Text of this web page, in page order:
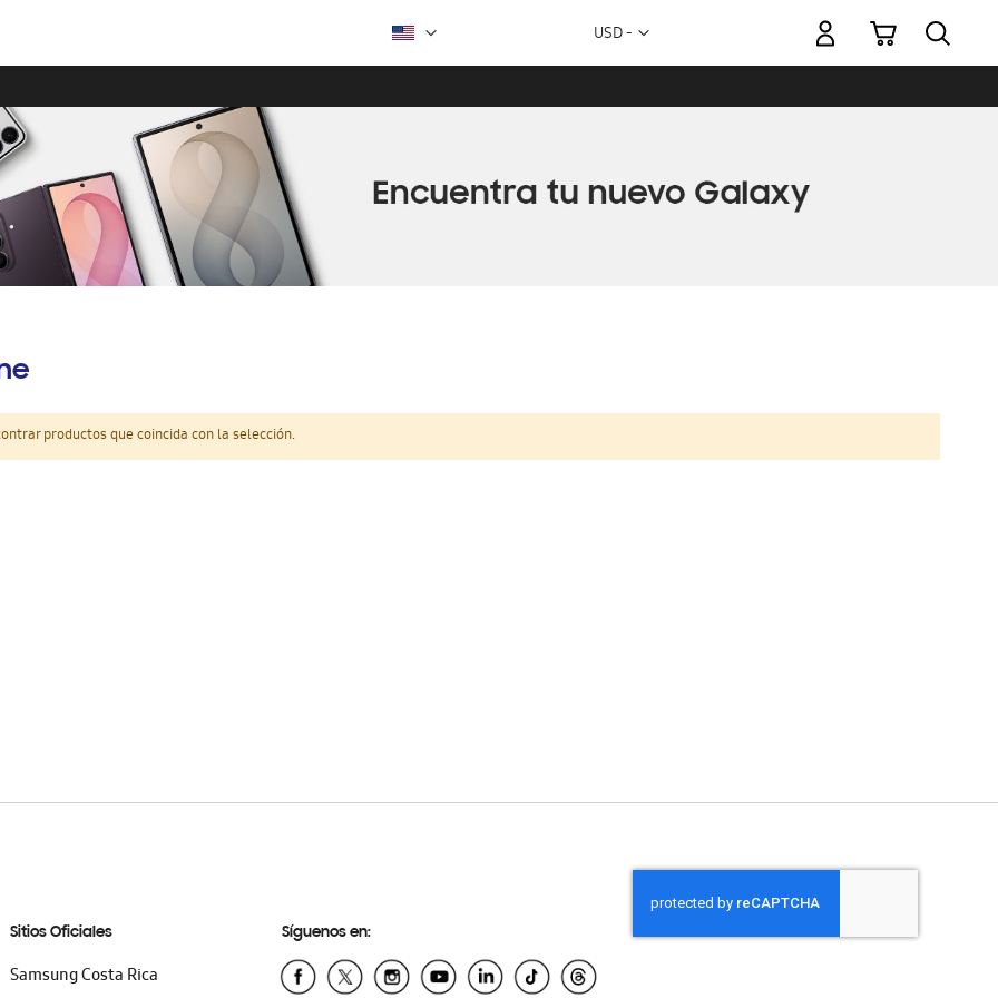
Moneda
USD -
Mi carrito
productos que coincida con la selección.
Sitios Oficiales
Samsung Costa Rica
Síguenos en: